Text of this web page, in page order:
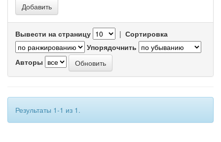
Вывести на страницу | Сортировка
Упорядочнить
Авторы
Результаты 1-1 из 1.